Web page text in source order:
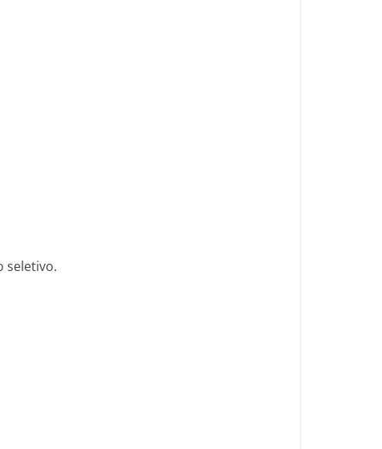
seletivo.